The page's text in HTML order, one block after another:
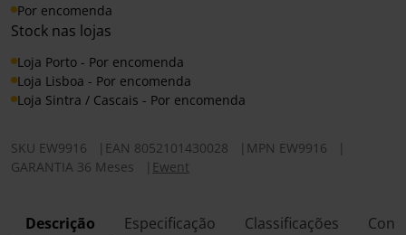
Por encomenda
Stock nas lojas
Loja Porto - Por encomenda
Loja Lisboa - Por encomenda
Loja Sintra / Cascais - Por encomenda
SKU EW9916 EAN 8052101430028 MPN EW9916
GARANTIA 36 Meses
Ewent
Descrição Especificação Classificações